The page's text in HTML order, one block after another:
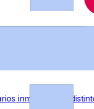
inmuebles en